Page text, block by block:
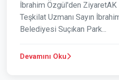
İbrahim Özgül'den
Teşkilat Uzmanı Sayın
Belediyesi Suçıkan Park...
Devamını Oku